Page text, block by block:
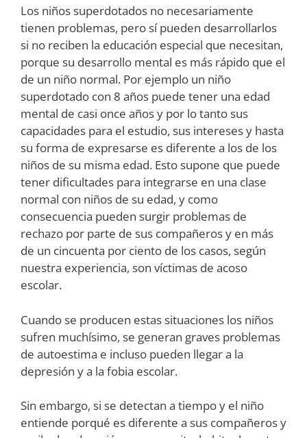
Los niños superdotados no necesariamente
tienen problemas, pero sí pueden desarrollarlos
si no reciben la educación especial que necesitan,
porque su desarrollo mental es más rápido que el
de un niño normal. Por ejemplo un niño
superdotado con 8 años puede tener una edad
mental de casi once años y por lo tanto sus
capacidades para el estudio, sus intereses y hasta
su forma de expresarse es diferente a los de los
niños de su misma edad. Esto supone que puede
tener dificultades para integrarse en una clase
normal con niños de su edad, y como
consecuencia pueden surgir problemas de
rechazo por parte de sus compañeros y en más
de un cincuenta por ciento de los casos, según
nuestra experiencia, son víctimas de acoso
escolar.
Cuando se producen estas situaciones los niños
sufren muchísimo, se generan graves problemas
de autoestima e incluso pueden llegar a la
depresión y a la fobia escolar.
Sin embargo, si se detectan a tiempo y el niño
entiende porqué es diferente a sus compañeros y